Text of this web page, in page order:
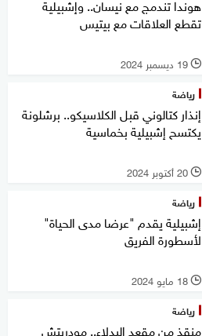
تقطع العلاقات مع بيتيس
l 19 ديسمبر 2024
رياضة
إنذار كتالوني قبل الكلاسيكو.. برشلونة
يكتسح إشبيلية بخماسية
l 20 أكتوبر 2024
رياضة
إشبيلية يقدم "عرضا مدى الحياة"
لأسطورة الفريق
l 18 مايو 2024
رياضة
منقذ من مقعد البدلاء.. مودريتش